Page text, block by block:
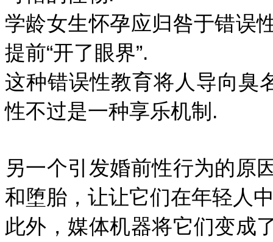
学龄女生怀孕应归咎于错误
提前“开了眼界”.
这种错误性教育将人导向臭
性不过是一种享乐机制.
另一个引发婚前性行为的原
和堕胎，让让它们在年轻人
此外，媒体机器将它们变成